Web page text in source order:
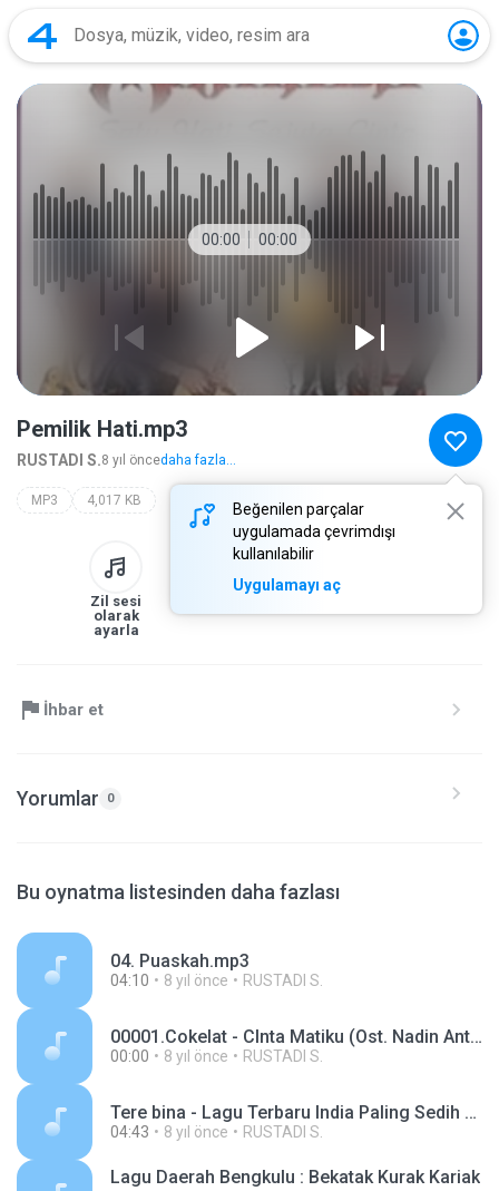
00:00 00:00
Beğenilen parçalar
uygulamada çevrimdışı
kullanılabilir
Uygulamayı aç
Pemilik Hati.mp3
RUSTADI S.8 yıl öncedaha fazla...
MP3 4,017 KB
Zil sesi
olarak
ayarla
İhbar et
Yorumlar 0
Bu oynatma listesinden daha fazlası
04. Puaskah.mp3
04:10 8 yıl önce RUSTADI S.
00001.Cokelat - CInta Matiku (Ost. Nadin Antv).mp3
00:00 8 yıl önce RUSTADI S.
Tere bina - Lagu Terbaru India Paling Sedih (Lirik).mp3
04:43 8 yıl önce RUSTADI S.
Lagu Daerah Bengkulu : Bekatak Kurak Kariak